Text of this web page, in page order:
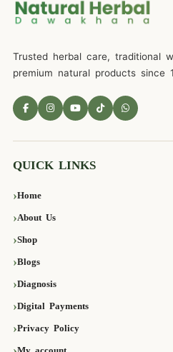
Trusted herbal care, traditional
premium natural products since
QUICK LINKS
Home
About Us
Shop
Blogs
Diagnosis
Digital Payments
Privacy Policy